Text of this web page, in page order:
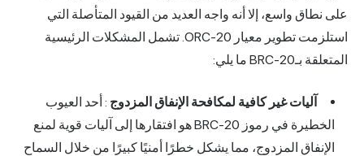
على نطاق واسع، إلا أنه واجه العديد من القيود المتأصلة التي
استلزمت تطوير معيار ORC-20. تشمل المشكلات الرئيسية
المتعلقة بـBRC-20 ما يلي:
آليات غير كافية لمكافحة الإنفاق المزدوج : أحد العيوب
الخطيرة في رموز BRC-20 هو افتقارها إلى آليات قوية لمنع
الإنفاق المزدوج، مما يشكل خطرًا أمنيًا كبيرًا من خلال السماح